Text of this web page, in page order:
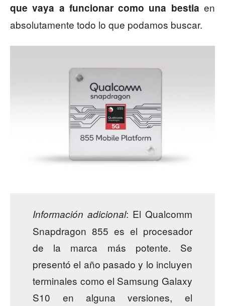
que vaya a funcionar como una bestia en
absolutamente todo lo que podamos buscar.
Información adicional: El Qualcomm
Snapdragon 855 es el procesador
de la marca más potente. Se
presentó el año pasado y lo incluyen
terminales como el Samsung Galaxy
S10 en alguna versiones, el